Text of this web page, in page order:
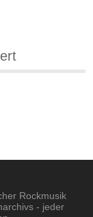
Rockmusik
- jeder